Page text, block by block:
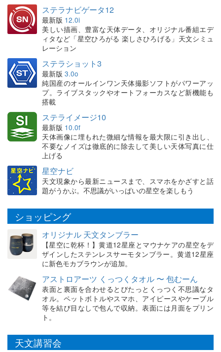
ステラナビゲータ12
最新版 12.0i
美しい描画、豊富な天体データ、オリジナル番組エデ
ィタなど「星空ひろがる 楽しさひろげる」天文シミュ
レーション
ステラショット3
最新版 3.0o
純国産のオールインワン天体撮影ソフトがパワーアッ
プ。ライブスタックやオートフォーカスなど新機能も
搭載
ステライメージ10
最新版 10.0f
天体画像に埋もれた微細な情報を最大限に引き出し、
不要なノイズは徹底的に除去して美しい天体写真に仕
上げる
星空ナビ
天文現象から最新ニュースまで、スマホをかざすと話
題がうかぶ。不思議がいっぱいの星空を楽しもう
ショッピング
オリジナル 天文タンブラー
【星空に乾杯！】黄道12星座とマウナケアの星空をデ
ザインしたステンレスサーモタンブラー。黄道12星座
に新色モカブラウンが追加。
アストロアーツ くっつくタオル 〜 包むーん
表面と裏面を合わせるとぴたっとくっつく不思議なタ
オル。ペットボトルやスマホ、アイピースやケーブル
等を結び目なしで包んで収納。表面には月面をプリン
ト。
天文講習会